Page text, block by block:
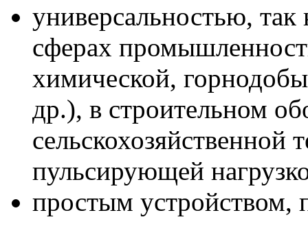
универсальностью,
сферах
химической,
др.), в строительном
сельскохозяйственной
пульсирующей
простым устройством,